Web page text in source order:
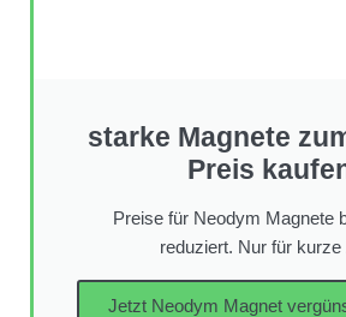
starke Magnete
Preis
Preise für Neodym Magnete
reduziert. Nur für kurze
Jetzt Neodym Magnet